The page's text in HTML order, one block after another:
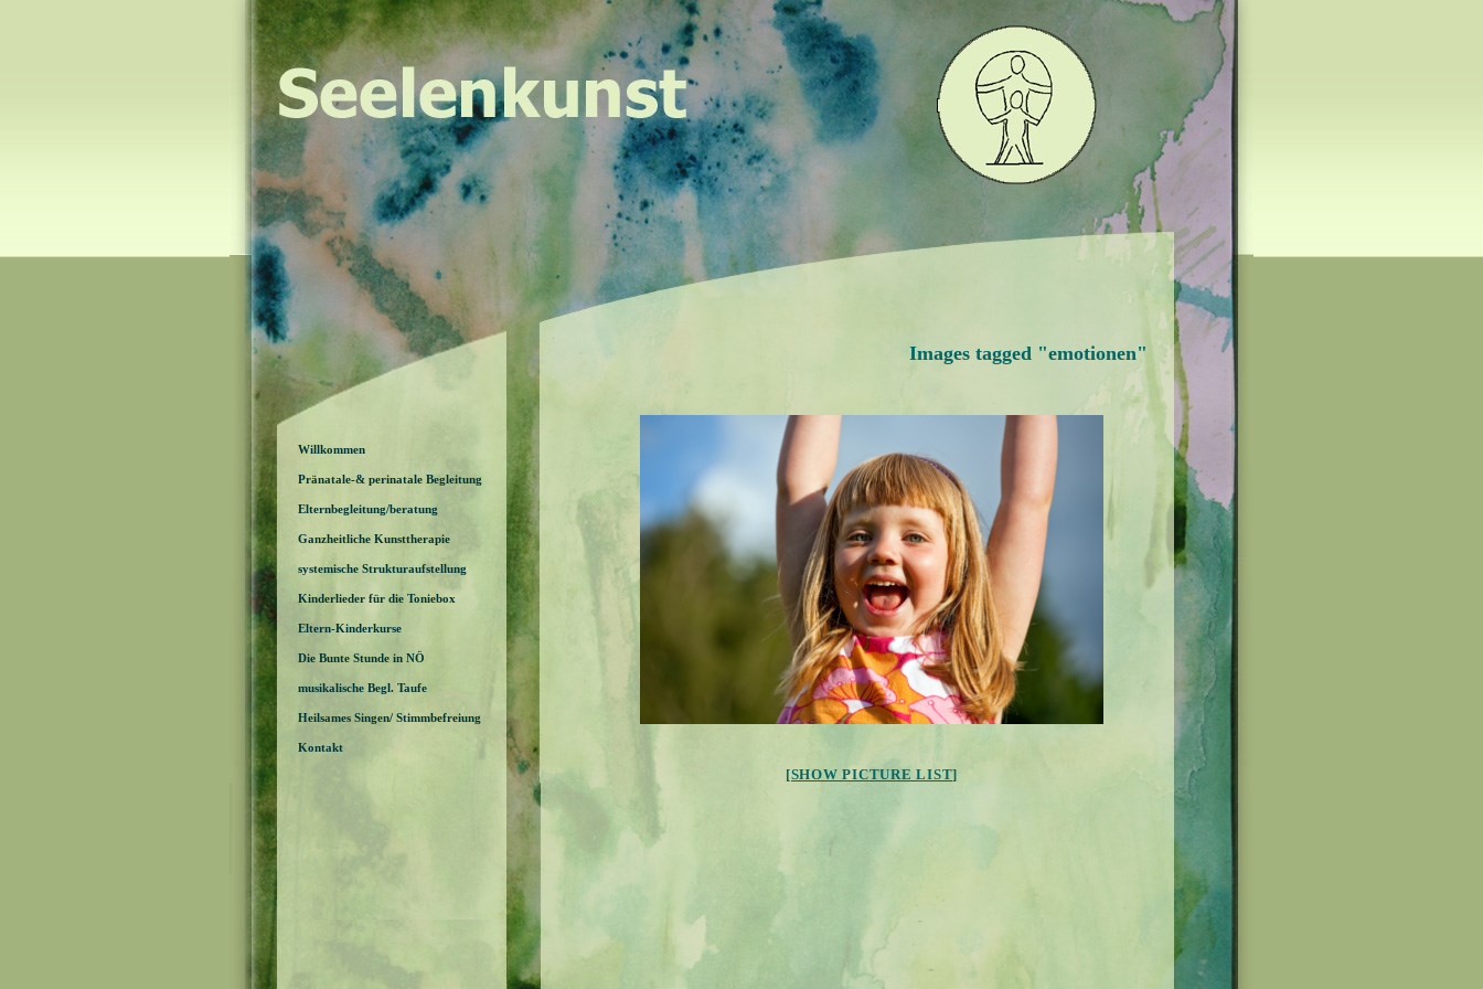
Willkommen
Pränatale-& perinatale Begleitung
Elternbegleitung/beratung
Ganzheitliche Kunsttherapie
systemische Strukturaufstellung
Kinderlieder für die Toniebox
Eltern-Kinderkurse
Die Bunte Stunde in NÖ
musikalische Begl. Taufe
Heilsames Singen/ Stimmbefreiung
Kontakt
Images tagged "emotionen"
[SHOW PICTURE LIST]